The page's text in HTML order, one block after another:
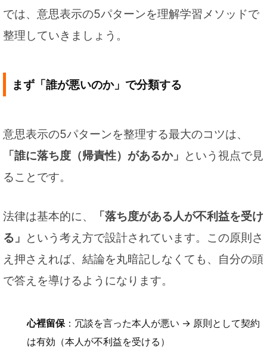
では、意思表示の5パターンを理解学習メソッドで
整理していきましょう。
まず「誰が悪いのか」で分類する
意思表示の5パターンを整理する最大のコツは、
「誰に落ち度（帰責性）があるか」 という視点で見
ることです。
法律は基本的に、
「落ち度がある人が不利益を受け
る」 という考え方で設計されています。この原則さ
え押さえれば、結論を丸暗記しなくても、自分の頭
で答えを導けるようになります。
心裡留保：冗談を言った本人が悪い → 原則として契約
は有効（本人が不利益を受ける）